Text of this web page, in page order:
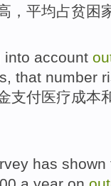
， 平均占贫困
into account
, that number
支付医疗成本
has shown